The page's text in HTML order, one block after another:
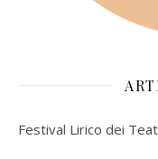
Festival Lirico dei